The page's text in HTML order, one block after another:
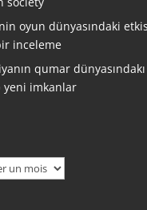
oyun dünyasındaki
inceleme
qumar
yeni imkanlar